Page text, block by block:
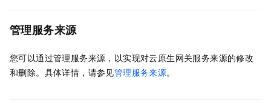
管理服务来源
您可以通过管理服务来源，以实现对云原生网关服务来源的修改
和删除。具体详情，请参见管理服务来源。